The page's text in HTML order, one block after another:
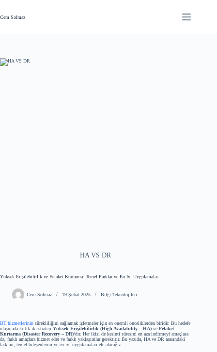
Cem Solmaz
HA VS DR
Yüksek Erişilebilirlik ve Felaket Kurtarma: Temel Farklar ve En İyi Uygulamalar
Cem Solmaz 19 Şubat 2025 Bilgi Teknolojileri
BT hizmetlerinin sürekliliğini sağlamak işletmeler için en önemli önceliklerden biridir. Bu hedefe
ulaşmada kritik iki strateji Yüksek Erişilebilirlik (High Availability – HA) ve Felaket
Kurtarma (Disaster Recovery – DR)‘dır. Her ikisi de kesinti süresini en aza indirmeyi amaçlasa
da, farklı amaçlara hizmet eder ve farklı yaklaşımlar gerektirir. Bu yazıda, HA ve DR arasındaki
farkları, temel bileşenlerini ve en iyi uygulamaları ele alacağız.